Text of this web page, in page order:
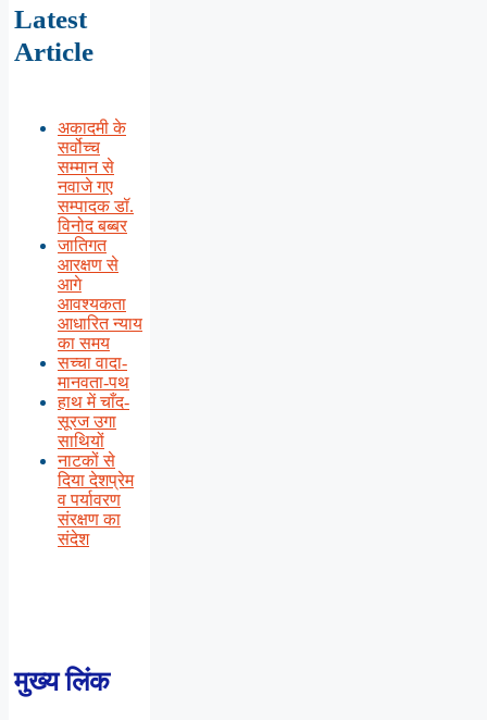
Latest
Article
अकादमी के
सर्वोच्च
सम्मान से
नवाजे गए
सम्पादक डॉ.
विनोद बब्बर
जातिगत
आरक्षण से
आगे
आवश्यकता
आधारित न्याय
का समय
सच्चा वादा-
मानवता-पथ
हाथ में चाँद-
सूरज उगा
साथियों
नाटकों से
दिया देशप्रेम
व पर्यावरण
संरक्षण का
संदेश
मुख्य लिंक